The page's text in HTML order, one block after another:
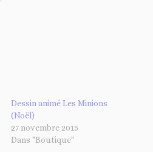
Dessin animé Les Minions
(Noël)
27 novembre 2015
Dans "Boutique"